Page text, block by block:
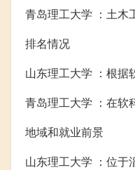
青岛理工大学 ：土木
排名情况
山东理工大学 ：根据
青岛理工大学 ：在软
地域和就业前景
山东理工大学 ：位于